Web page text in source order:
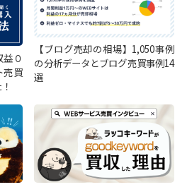
益０
売買
【ブログ売却の相場】1,050事例
の分析データとブログ売買事例14
選